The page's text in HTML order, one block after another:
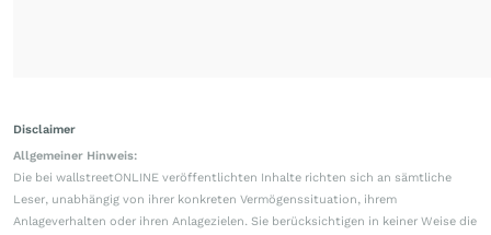
Disclaimer
Allgemeiner Hinweis:
Die bei wallstreetONLINE veröffentlichten Inhalte richten sich an sämtliche
Leser, unabhängig von ihrer konkreten Vermögenssituation, ihrem
Anlageverhalten oder ihren Anlagezielen. Sie berücksichtigen in keiner Weise die